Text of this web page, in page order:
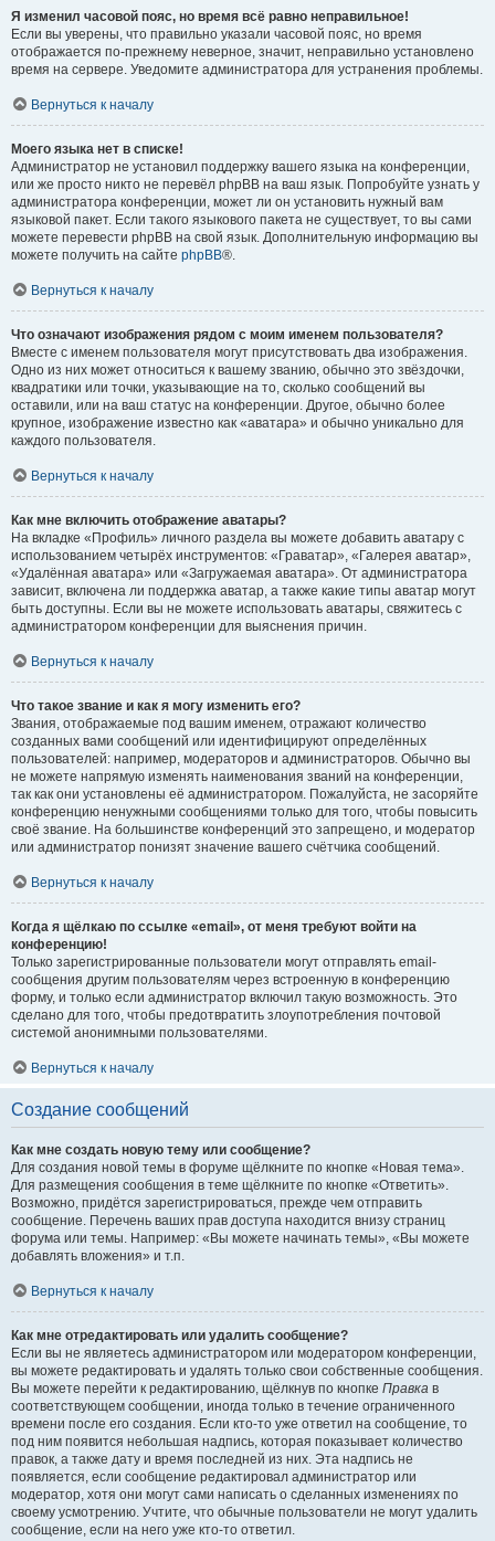
Я изменил часовой пояс, но время всё равно неправильное!
Если вы уверены, что правильно указали часовой пояс, но время
отображается по-прежнему неверное, значит, неправильно установлено
время на сервере. Уведомите администратора для устранения проблемы.
Вернуться к началу
Моего языка нет в списке!
Администратор не установил поддержку вашего языка на конференции,
или же просто никто не перевёл phpBB на ваш язык. Попробуйте узнать у
администратора конференции, может ли он установить нужный вам
языковой пакет. Если такого языкового пакета не существует, то вы сами
можете перевести phpBB на свой язык. Дополнительную информацию вы
можете получить на сайте phpBB®.
Вернуться к началу
Что означают изображения рядом с моим именем пользователя?
Вместе с именем пользователя могут присутствовать два изображения.
Одно из них может относиться к вашему званию, обычно это звёздочки,
квадратики или точки, указывающие на то, сколько сообщений вы
оставили, или на ваш статус на конференции. Другое, обычно более
крупное, изображение известно как «аватара» и обычно уникально для
каждого пользователя.
Вернуться к началу
Как мне включить отображение аватары?
На вкладке «Профиль» личного раздела вы можете добавить аватару с
использованием четырёх инструментов: «Граватар», «Галерея аватар»,
«Удалённая аватара» или «Загружаемая аватара». От администратора
зависит, включена ли поддержка аватар, а также какие типы аватар могут
быть доступны. Если вы не можете использовать аватары, свяжитесь с
администратором конференции для выяснения причин.
Вернуться к началу
Что такое звание и как я могу изменить его?
Звания, отображаемые под вашим именем, отражают количество
созданных вами сообщений или идентифицируют определённых
пользователей: например, модераторов и администраторов. Обычно вы
не можете напрямую изменять наименования званий на конференции,
так как они установлены её администратором. Пожалуйста, не засоряйте
конференцию ненужными сообщениями только для того, чтобы повысить
своё звание. На большинстве конференций это запрещено, и модератор
или администратор понизят значение вашего счётчика сообщений.
Вернуться к началу
Когда я щёлкаю по ссылке «email», от меня требуют войти на
конференцию!
Только зарегистрированные пользователи могут отправлять email-
сообщения другим пользователям через встроенную в конференцию
форму, и только если администратор включил такую возможность. Это
сделано для того, чтобы предотвратить злоупотребления почтовой
системой анонимными пользователями.
Вернуться к началу
Создание сообщений
Как мне создать новую тему или сообщение?
Для создания новой темы в форуме щёлкните по кнопке «Новая тема».
Для размещения сообщения в теме щёлкните по кнопке «Ответить».
Возможно, придётся зарегистрироваться, прежде чем отправить
сообщение. Перечень ваших прав доступа находится внизу страниц
форума или темы. Например: «Вы можете начинать темы», «Вы можете
добавлять вложения» и т.п.
Вернуться к началу
Как мне отредактировать или удалить сообщение?
Если вы не являетесь администратором или модератором конференции,
вы можете редактировать и удалять только свои собственные сообщения.
Вы можете перейти к редактированию, щёлкнув по кнопке Правка в
соответствующем сообщении, иногда только в течение ограниченного
времени после его создания. Если кто-то уже ответил на сообщение, то
под ним появится небольшая надпись, которая показывает количество
правок, а также дату и время последней из них. Эта надпись не
появляется, если сообщение редактировал администратор или
модератор, хотя они могут сами написать о сделанных изменениях по
своему усмотрению. Учтите, что обычные пользователи не могут удалить
сообщение, если на него уже кто-то ответил.